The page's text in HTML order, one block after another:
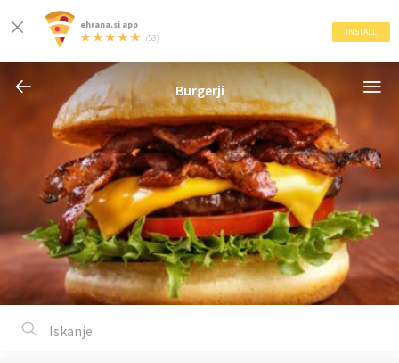
ehrana.si app
(53)
INSTALL
Burgerji